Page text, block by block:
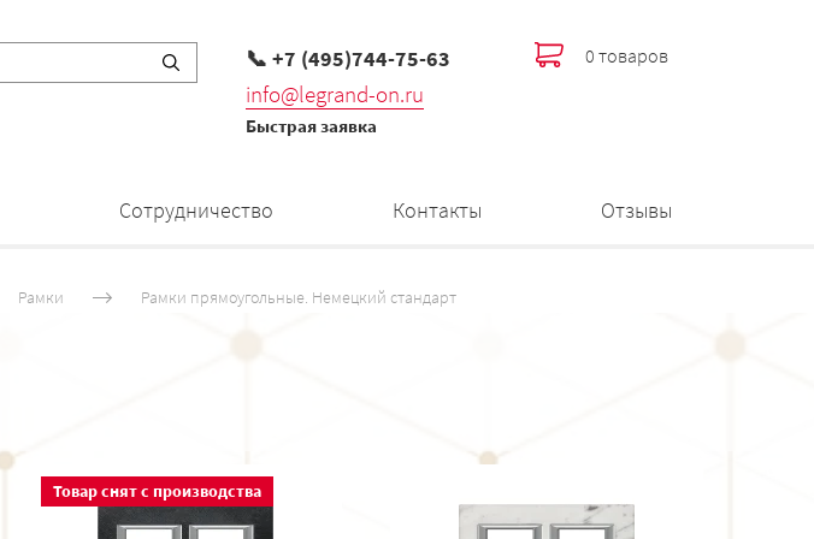
📞 +7 (495)744-75-63
info@legrand-on.ru
Быстрая заявка
0 товаров
Сотрудничество Контакты Отзывы
Рамки Рамки прямоугольные. Немецкий стандарт
Товар снят с производства